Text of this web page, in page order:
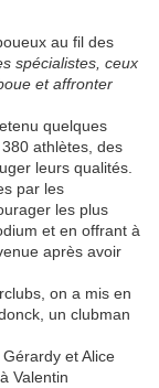
au fil des
spécialistes, ceux
et affronter
quelques
athlètes, des
leurs qualités.
par les
les plus
et en offrant à
après avoir
on a mis en
un clubman
et Alice
Valentin